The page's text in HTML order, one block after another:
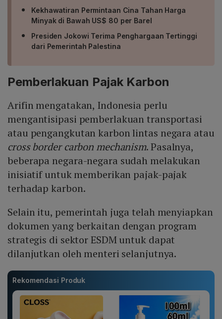
Kekhawatiran Permintaan Cina Tahan Harga
Minyak di Bawah US$ 80 per Barel
Presiden Jokowi Terima Penghargaan Tertinggi
dari Pemerintah Palestina
Pemberlakuan Pajak Karbon
Arifin mengatakan, Indonesia perlu
mengantisipasi pemberlakuan transportasi
atau pengangkutan karbon lintas negara atau
cross border carbon mechanism. Pasalnya,
beberapa negara-negara sudah melakukan
inisiatif untuk memberikan pajak-pajak
terhadap karbon.
Selain itu, pemerintah juga telah menyiapkan
dokumen yang berkaitan dengan program
strategis di sektor ESDM untuk dapat
dilanjutkan oleh menteri selanjutnya.
Rekomendasi Produk